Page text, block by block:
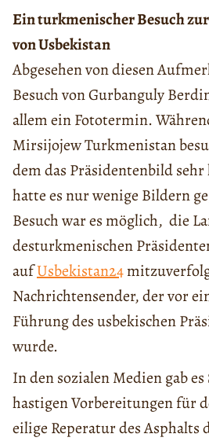
Ein turkmenischer Besuch
von Usbekistan
Abgesehen von diesen
Besuch von Gurbanguly
allem ein Fototermin.
Mirsijojew Turkmenistan
dem das Präsidentenbild
hatte es nur wenige Bildern
Besuch war es möglich, die
desturkmenischen
aufUsbekistan24
Nachrichtensender, der vor
Führung des usbekischen
wurde.
In den sozialen Medien gab
hastigen Vorbereitungen für
eilige Reperatur des Asphalts